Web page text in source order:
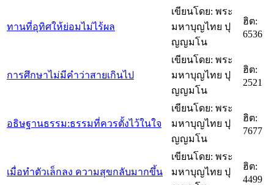
ทานที่อุทิศให้ย่อมไม่ไร้ผล
เขียนโดย: พระ
มหาบุญไทย ปุ
ญญมโน
ฮิต:
6536
การศึกษาไม่มีคำว่าสายเกินไป
เขียนโดย: พระ
มหาบุญไทย ปุ
ญญมโน
ฮิต:
2521
อธิษฐานธรรม:ธรรมที่ควรตั้งไว้ในใจ
เขียนโดย: พระ
มหาบุญไทย ปุ
ญญมโน
ฮิต:
7677
เมื่อทำตัวเล็กลง ความสุขกลับมากขึ้น
เขียนโดย: พระ
มหาบุญไทย ปุ
ฮิต:
4499